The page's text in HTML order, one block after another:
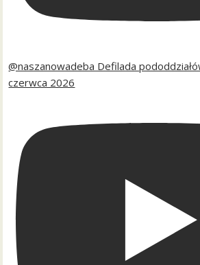
@naszanowadeba Defilada
czerwca 2026